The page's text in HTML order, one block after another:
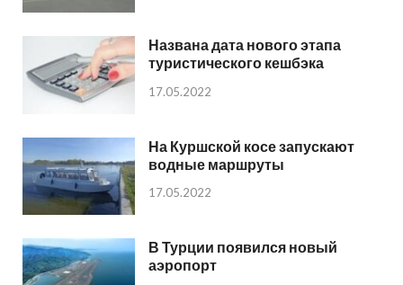
Названа дата нового этапа
туристического кешбэка
17.05.2022
На Куршской косе запускают
водные маршруты
17.05.2022
В Турции появился новый
аэропорт